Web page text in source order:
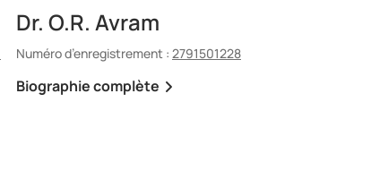
Dr. O.R. Avram
Numéro d’enregistrement : 2791501228
Biographie complète